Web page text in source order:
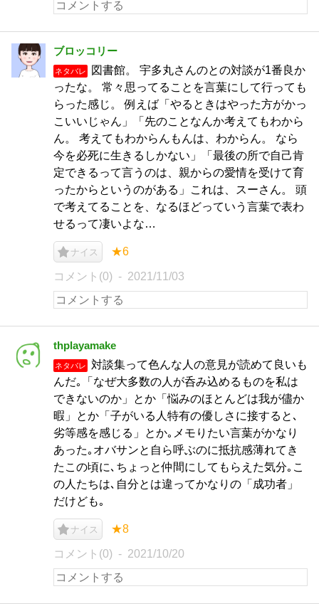
ブロッコリー
ネタバレ
図書館。 宇多丸さんのとの対談が1番良か
ったな。 常々思ってることを言葉にして行っても
らった感じ。 例えば「やるときはやった方がかっ
こいいじゃん」「先のことなんか考えてもわから
ん。 考えてもわからんもんは、わからん。 なら
今を必死に生きるしかない」「最後の所で自己肯
定できるって言うのは、親からの愛情を受けて育
ったからというのがある」これは、スーさん。 頭
で考えてることを、なるほどっていう言葉で表わ
せるって凄いよな…
ナイス ★6
コメント(0) 2021/11/03
thplayamake
ネタバレ
対談集って色んな人の意見が読めて良いも
んだ｡「なぜ大多数の人が呑み込めるものを私は
できないのか」とか「悩みのほとんどは我が儘か
暇」とか「子がいる人特有の優しさに接すると､
劣等感を感じる」とか｡メモりたい言葉がかなり
あった｡オバサンと自ら呼ぶのに抵抗感薄れてき
たこの頃に､ちょっと仲間にしてもらえた気分｡こ
の人たちは､自分とは違ってかなりの「成功者」
だけども｡
ナイス ★8
コメント(0) 2021/10/20